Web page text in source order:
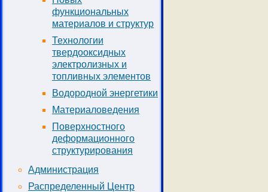
функциональных
материалов и структур
Технологии
твердооксидных
электролизных и
топливных элементов
Водородной энергетики
Материаловедения
Поверхностного
деформационного
структурирования
Администрация
Распределенный Центр